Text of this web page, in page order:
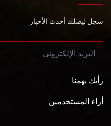
سجل ليصلك أحدث الأخبار
رأيك يهمنا
أراء المستخدمين